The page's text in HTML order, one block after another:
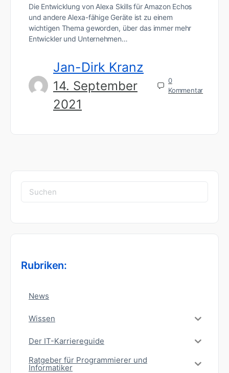
Die Entwicklung von Alexa Skills für Amazon Echos
und andere Alexa-fähige Geräte ist zu einem
wichtigen Thema geworden, über das immer mehr
Entwickler und Unternehmen…
Jan-Dirk Kranz
14. September
2021
0
Kommentar
Suchen
nach:
Rubriken:
News
Wissen
Der IT-Karriereguide
Ratgeber für Programmierer und
Informatiker